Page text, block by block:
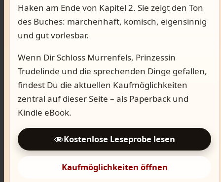
Haken am Ende von Kapitel 2. Sie zeigt den Ton
des Buches: märchenhaft, komisch, eigensinnig
und gut vorlesbar.
Wenn Dir Schloss Murrenfels, Prinzessin
Trudelinde und die sprechenden Dinge gefallen,
findest Du die aktuellen Kaufmöglichkeiten
zentral auf dieser Seite – als Paperback und
Kindle eBook.
Kostenlose Leseprobe lesen
Kaufmöglichkeiten öffnen